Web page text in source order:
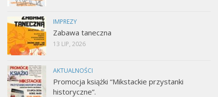
IMPREZY
Zabawa taneczna
13 LIP, 2026
AKTUALNOŚCI
Promocja książki “Mikstackie przystanki
historyczne”.